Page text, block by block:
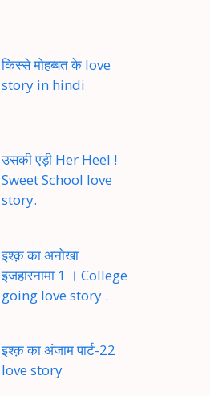
किस्से मोहब्बत के love
story in hindi
उसकी एड़ी Her Heel !
Sweet School love
story.
इश्क़ का अनोखा
इजहारनामा 1 । College
going love story .
इश्क़ का अंजाम पार्ट-22
love story